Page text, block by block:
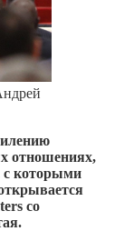
отношениях,
с которыми
со